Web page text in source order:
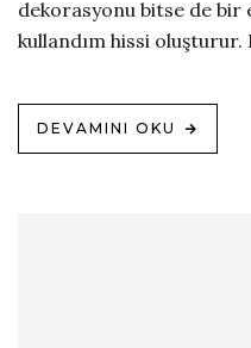
dekorasyonu bitse de bir
kullandım hissi oluşturur.
DEVAMINI OKU